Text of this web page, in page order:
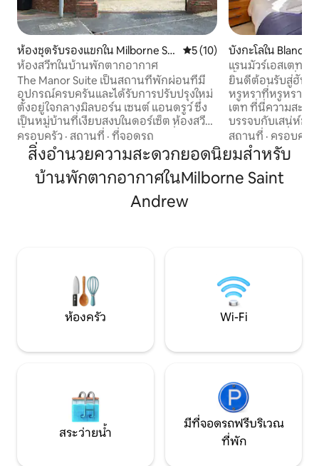
ห้องชุดรับรองแขกใน Milborne Sai
nt Andrew
คะแนนเฉลี่ย 5 จาก 5, 10 รีวิว
5 (10)
ห้องสวีทในบ้านพักตากอากาศ
The Manor Suite เป็นสถานที่พักผ่อนที่มี
อุปกรณ์ครบครันและได้รับการปรับปรุงใหม่
ตั้งอยู่ใจกลางมิลบอร์น เซนต์ แอนดรูว์ ซึ่ง
เป็นหมู่บ้านที่เงียบสงบในดอร์เซ็ต ห้องสวีท
ตั้งอยู่ใต้เงาของโบสถ์ในศตวรรษที่ 13 เป็น
ฐานที่เงียบสงบอย่างแท้จริงในการสำรวจ
ภูมิภาค จูราสสิกโคสต์ เวย์เมาท์ และดอร์เชส
เตอร์อยู่ในระยะที่เดินทางไปถึงได้อย่าง
ง่ายดาย หมู่บ้านเงียบสงบและไม่เร่งรีบ
อย่างน่าอัศจรรย์ โดยมีผับเดอะรอยัลโอ๊คอ
ครอบครัว · สถานที่ · ที่จอดรถ
บังกะโลใน
แรนมัวร์เอสเตท -
น้ำร้อนและเครื่อง
ยินดีต้อนรับสู่ฮันเต
หรูหราที่หรูหราที่สุ
เตท ที่นี่ความสะด
บรรจบกับเสน่ห์ชนบทที่
สวยและมีเครื่องป
คู่รักที่กำลังมองห
ติก ห้องนอนหลักมี
อ่างอาบน้ำสลิปเป
พื้นที่ที่ดีที่สุดในการผ่อ
สถานที่ · ครอบครัว
สิ่งอำนวยความสะดวกยอดนิยมสำหรับ
บ้านพักตากอากาศในMilborne Saint
Andrew
ห้องครัว Wi-Fi
สระว่ายน้ำ
มีที่จอดรถฟรีบริเวณ
ที่พัก